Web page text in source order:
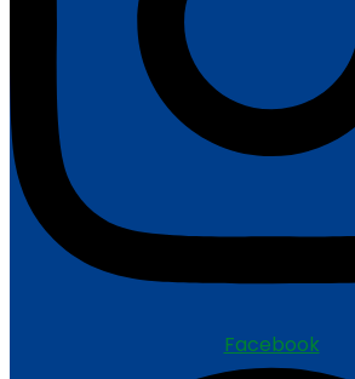
Facebook